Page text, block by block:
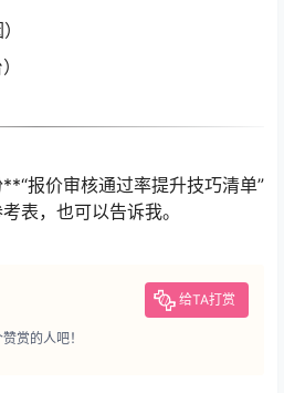
报价审核通过率提升技巧清单”
表，也可以告诉我。
给TA打赏
赏的人吧！